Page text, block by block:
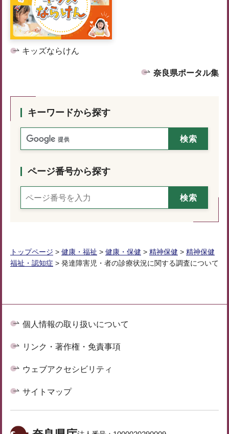
キッズならけん
奈良県ポータル集
キーワードから探す
ページ番号から探す
トップページ > 健康・福祉 > 健康・保健 > 精神保健 > 精神保健
福祉・認知症 > 発達障害児・者の診療状況に関する調査について
個人情報の取り扱いについて
リンク・著作権・免責事項
ウェブアクセシビリティ
サイトマップ